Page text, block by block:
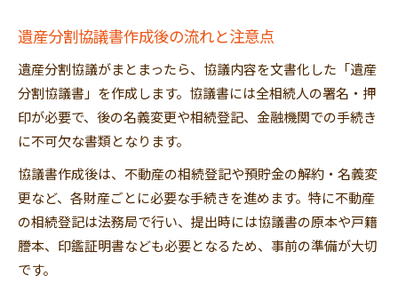
遺産分割協議書作成後の流れと注意点
遺産分割協議がまとまったら、協議内容を文書化した「遺産
分割協議書」を作成します。協議書には全相続人の署名・押
印が必要で、後の名義変更や相続登記、金融機関での手続き
に不可欠な書類となります。
協議書作成後は、不動産の相続登記や預貯金の解約・名義変
更など、各財産ごとに必要な手続きを進めます。特に不動産
の相続登記は法務局で行い、提出時には協議書の原本や戸籍
謄本、印鑑証明書なども必要となるため、事前の準備が大切
です。